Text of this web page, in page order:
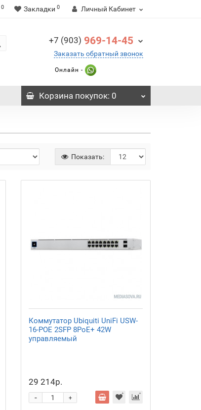
0 Закладки 0 Личный Кабинет
+7 (903) 969-14-45
Заказать обратный звонок
Онлайн -
Корзинапокупок: 0
Показать:
Коммутатор Ubiquiti UniFi USW-
16-POE 2SFP 8PoE+ 42W
управляемый
29 214р.
+
-